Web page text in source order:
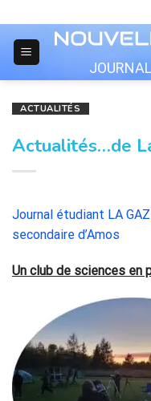
to
content
ACTUALITÉS
Actualités…de
Journal étudiant LA
secondaire d’Amos
Un club de sciences en